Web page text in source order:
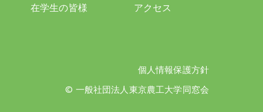
在学生の皆様
アクセス
個人情報保護方針
© 一般社団法人東京農工大学同窓会